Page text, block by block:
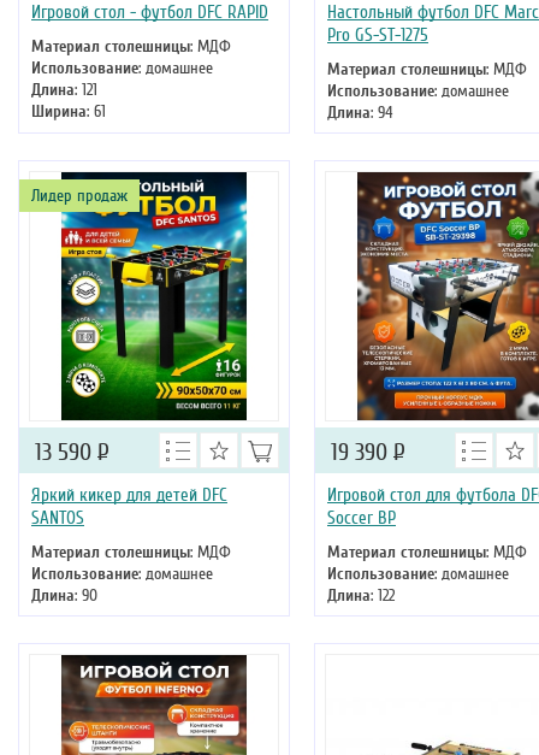
Игровой стол - футбол DFC RAPID
Материал столешницы: МДФ
Использование: домашнее
Длина: 121
Ширина: 61
Высота: 79 см
Настольный футбол DFC
Pro GS-ST-1275
Материал столешницы: МДФ
Использование: домашнее
Длина: 94
Ширина: 51
Высота: 20 см
Лидер продаж
Яркий кикер для детей DFC
SANTOS
Материал столешницы: МДФ
Использование: домашнее
Длина: 90
Ширина: 50
Высота: 70 см
13 590 Р
Игровой стол для футбола
Soccer BP
Материал столешницы: МДФ
Использование: домашнее
Длина: 122
Ширина: 61
Высота: 80 см
19 390 Р